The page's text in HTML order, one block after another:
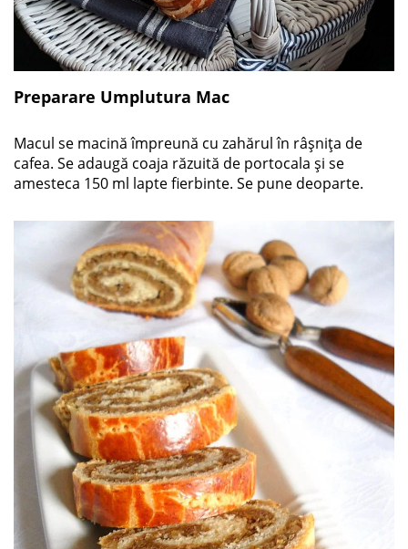
Preparare Umplutura Mac
Macul se macină împreună cu zahărul în râșnița de
cafea. Se adaugă coaja răzuită de portocala și se
amesteca 150 ml lapte fierbinte. Se pune deoparte.